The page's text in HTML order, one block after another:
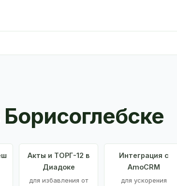
Акты и ТОРГ-12 в
Диадоке
для избавления от
Интеграция с
AmoCRM
для ускорения